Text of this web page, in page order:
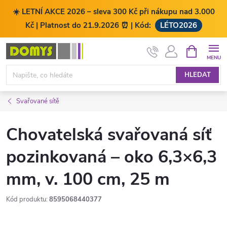
☀️ LETNÍ AKCE 2026 – sleva 300 Kč při nákupu nad 3.000
Kč | Platnost do 21.9.2026 ⏰ | Kód:
LÉTO2026
Přejít
obsah
HLEDAT
NÁKUPNÍ
KOŠÍK
Svařované sítě
Chovatelská svařovaná síť
pozinkovaná – oko 6,3×6,3
mm, v. 100 cm, 25 m
Kód produktu: 8595068440377